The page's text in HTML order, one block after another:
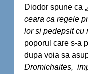
Diodor spune ca „
ceara ca regele
lor si pedepsit cu
poporul care s-a
dupa voia sa
Dromichaites,